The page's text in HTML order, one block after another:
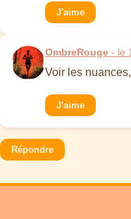
J'aime
OmbreRouge - le
Voir les
J'aime
Répondre